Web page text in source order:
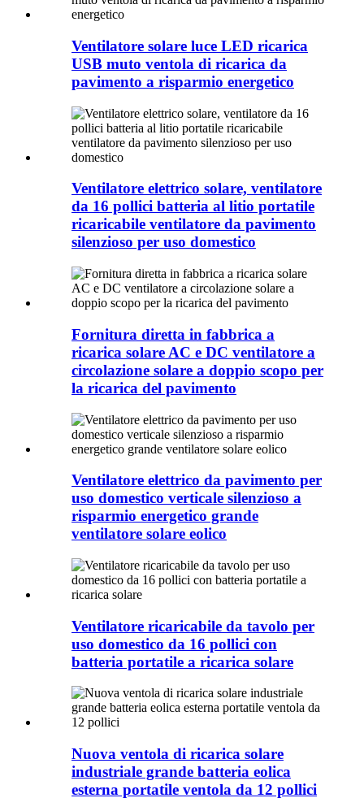
Ventilatore solare luce LED ricarica
USB muto ventola di ricarica da
pavimento a risparmio energetico
Ventilatore elettrico solare, ventilatore
da 16 pollici batteria al litio portatile
ricaricabile ventilatore da pavimento
silenzioso per uso domestico
Fornitura diretta in fabbrica a
ricarica solare AC e DC ventilatore a
circolazione solare a doppio scopo per
la ricarica del pavimento
Ventilatore elettrico da pavimento per
uso domestico verticale silenzioso a
risparmio energetico grande
ventilatore solare eolico
Ventilatore ricaricabile da tavolo per
uso domestico da 16 pollici con
batteria portatile a ricarica solare
Nuova ventola di ricarica solare
industriale grande batteria eolica
esterna portatile ventola da 12 pollici